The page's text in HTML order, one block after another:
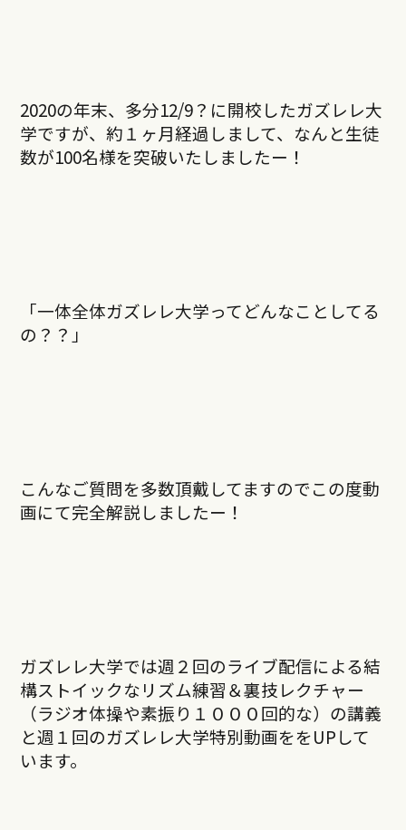
2020の年末、多分12/9？に開校したガズレレ大
学ですが、約１ヶ月経過しまして、なんと生徒
数が100名様を突破いたしましたー！
「一体全体ガズレレ大学ってどんなことしてる
の？？」
こんなご質問を多数頂戴してますのでこの度動
画にて完全解説しましたー！
ガズレレ大学では週２回のライブ配信による結
構ストイックなリズム練習＆裏技レクチャー
（ラジオ体操や素振り１０００回的な）の講義
と週１回のガズレレ大学特別動画ををUPして
います。